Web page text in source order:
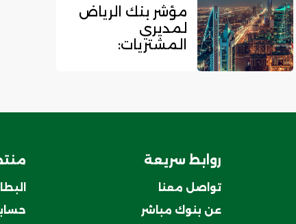
مؤشر بنك الرياض
لمديري
المشتريات:
زخما...
روابط سريعة
تواصل معنا
عن بنوك مباشر